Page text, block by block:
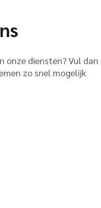
onze diensten? Vul dan
zo snel mogelijk